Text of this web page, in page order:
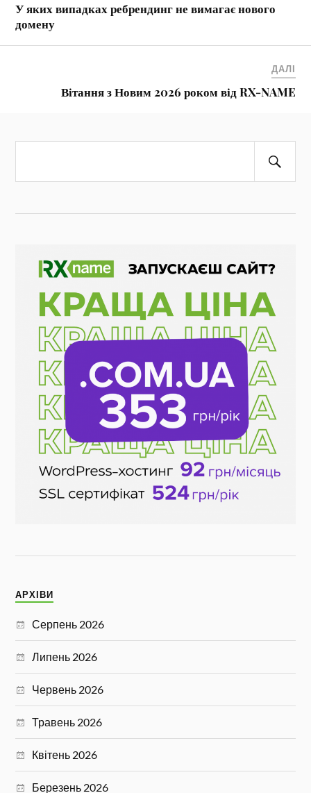
У яких випадках ребрендинг не вимагає нового
домену
ДАЛІ
Вітання з Новим 2026 роком від RX-NAME
АРХІВИ
Серпень 2026
Липень 2026
Червень 2026
Травень 2026
Квітень 2026
Березень 2026